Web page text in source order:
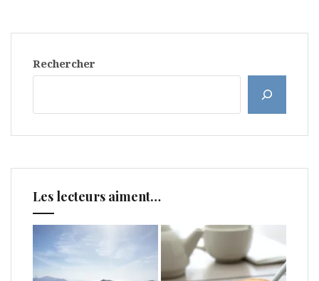
Rechercher
Les lecteurs aiment…